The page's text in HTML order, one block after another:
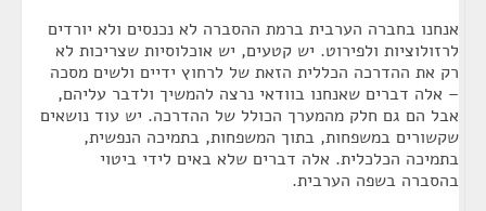
אנחנו בחברה הערבית ברמת ההסברה לא נכנסים ולא יורדים
לרזולוציות ולפירוט. יש קטעים, יש אוכלוסיות שצריכות לא
רק את ההדרכה הכללית הזאת של לרחוץ ידיים ולשים מסכה
– אלה דברים שאנחנו בוודאי נרצה להמשיך ולדבר עליהם,
אבל הם גם חלק מהמערך הכולל של ההדרכה. יש עוד נושאים
שקשורים במשפחות, בתוך המשפחות, בתמיכה הנפשית,
בתמיכה הכלכלית. אלה דברים שלא באים לידי ביטוי
בהסברה בשפה הערבית.